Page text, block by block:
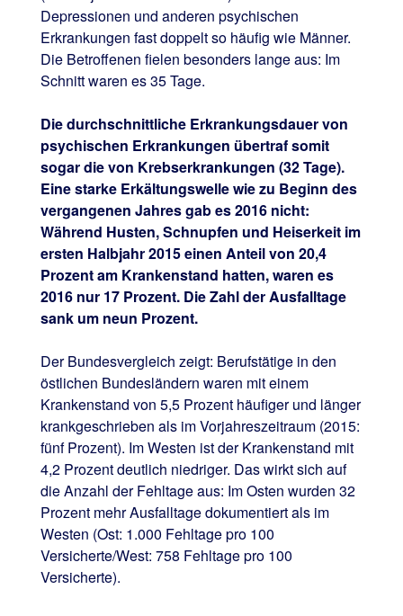
Depressionen und anderen psychischen
Erkrankungen fast doppelt so häufig wie Männer.
Die Betroffenen fielen besonders lange aus: Im
Schnitt waren es 35 Tage.
Die durchschnittliche Erkrankungsdauer von
psychischen Erkrankungen übertraf somit
sogar die von Krebserkrankungen (32 Tage).
Eine starke Erkältungswelle wie zu Beginn des
vergangenen Jahres gab es 2016 nicht:
Während Husten, Schnupfen und Heiserkeit im
ersten Halbjahr 2015 einen Anteil von 20,4
Prozent am Krankenstand hatten, waren es
2016 nur 17 Prozent. Die Zahl der Ausfalltage
sank um neun Prozent.
Der Bundesvergleich zeigt: Berufstätige in den
östlichen Bundesländern waren mit einem
Krankenstand von 5,5 Prozent häufiger und länger
krankgeschrieben als im Vorjahreszeitraum (2015:
fünf Prozent). Im Westen ist der Krankenstand mit
4,2 Prozent deutlich niedriger. Das wirkt sich auf
die Anzahl der Fehltage aus: Im Osten wurden 32
Prozent mehr Ausfalltage dokumentiert als im
Westen (Ost: 1.000 Fehltage pro 100
Versicherte/West: 758 Fehltage pro 100
Versicherte).